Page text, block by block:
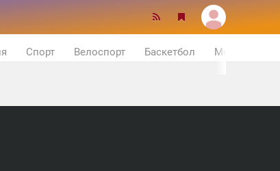
Спорт Велоспорт Баскетбол Мотор